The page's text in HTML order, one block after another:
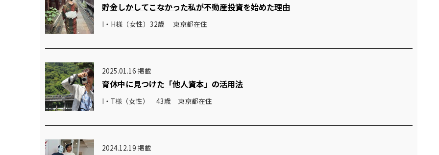
貯金しかしてこなかった私が不動産投資を始めた理由
I・H様（女性）32歳 東京都在住
2025.01.16 掲載
育休中に見つけた「他人資本」の活用法
I・T様（女性） 43歳 東京都在住
2024.12.19 掲載